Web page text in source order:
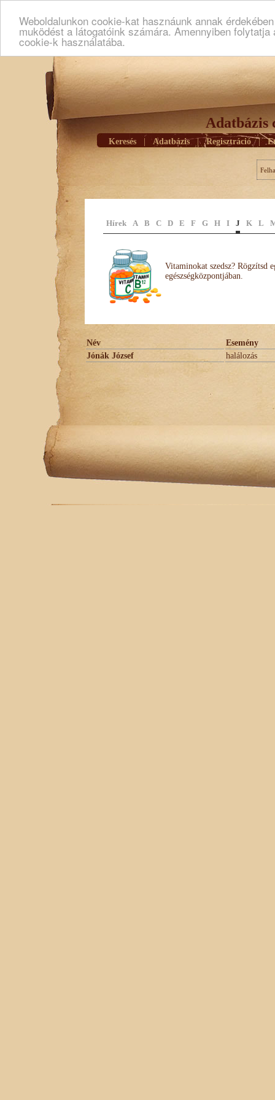
Weboldalunkon cookie-kat hasznáunk annak
muködést a látogatóink számára. Amennyiben
cookie-k használatába.
Adatbázis
Keresés Adatbázis | Regisztráció |
Hírek A B C D E F G H I J K L
Vitaminokat szedsz? Rögzítsd
egészségközpontjában.
Név
Esemény
Jónák József
halálozás